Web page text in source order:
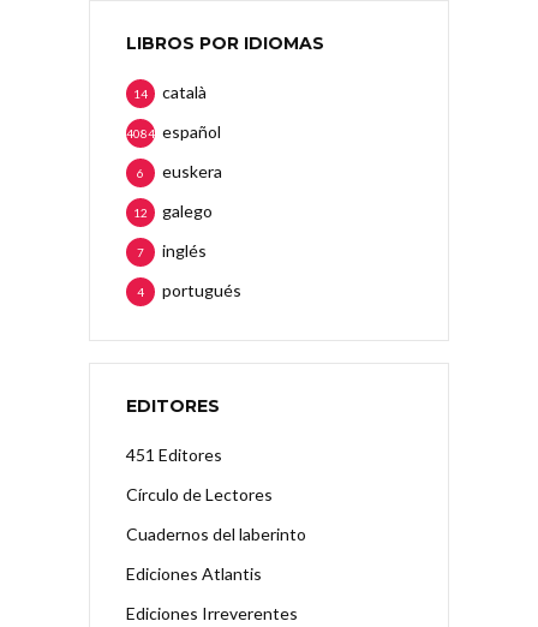
LIBROS POR IDIOMAS
català
14
español
4084
euskera
6
galego
12
inglés
7
portugués
4
EDITORES
451 Editores
Círculo de Lectores
Cuadernos del laberinto
Ediciones Atlantis
Ediciones Irreverentes